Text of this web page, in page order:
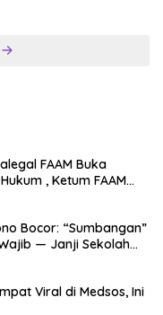
, Ketum FAAM
Bocor: “Sumbangan”
— Janji Sekolah
Viral di Medsos, Ini